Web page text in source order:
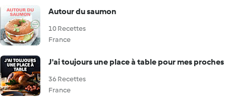
Autour du saumon
10 Recettes
France
J'ai toujours une place à table pour mes proches
36 Recettes
France